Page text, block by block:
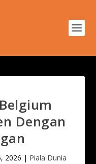
Dengan
2026 | Piala Dunia